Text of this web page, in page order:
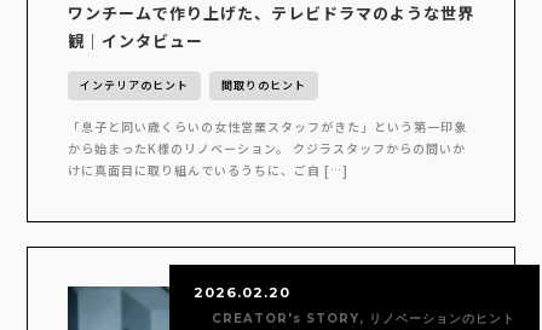
ワンチームで作り上げた、テレビドラマのような世界
観｜インタビュー
インテリアのヒント 間取りのヒント
「息子と同い歳くらいの女性営業スタッフがきた」という第一印象
から始まったK様のリノベーション。 クジラスタッフからの問いか
けに真面目に取り組んでいるうちに、ご自 […]
2026.02.20
CREATOR's STORY, リノベーションのヒント